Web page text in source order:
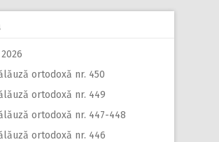
ortodoxă nr. 450
ortodoxă nr. 449
ortodoxă nr. 447-448
ortodoxă nr. 446